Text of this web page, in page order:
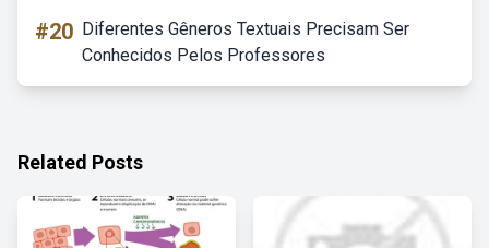
#20 Diferentes Gêneros Textuais Precisam Ser
Conhecidos Pelos Professores
Related Posts